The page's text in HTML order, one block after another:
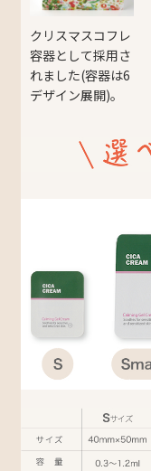
クリスマスコフレ
容器として採用さ
れました(容器は6
デザイン展開)。